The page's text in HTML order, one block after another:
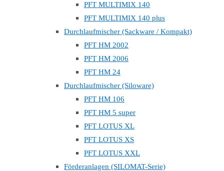
PFT MULTIMIX 140
PFT MULTIMIX 140 plus
Durchlaufmischer (Sackware / Kompakt)
PFT HM 2002
PFT HM 2006
PFT HM 24
Durchlaufmischer (Siloware)
PFT HM 106
PFT HM 5 super
PFT LOTUS XL
PFT LOTUS XS
PFT LOTUS XXL
Förderanlagen (SILOMAT-Serie)